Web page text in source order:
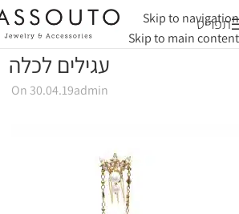
Skip to navigation
Skip to main content
תפריט
עגילים לכלה
admin
On 30.04.19